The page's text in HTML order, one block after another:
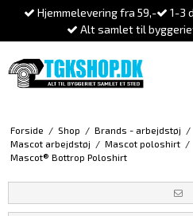
Hjemmelevering fra 59,-
1-3
Alt samlet til
Forside / Shop / Brands - arbejdstøj /
Mascot arbejdstøj / Mascot poloshirt /
Mascot® Bottrop Poloshirt